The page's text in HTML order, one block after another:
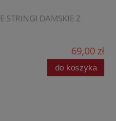
STRINGI DAMSKIE Z
69,00 zł
do koszyka